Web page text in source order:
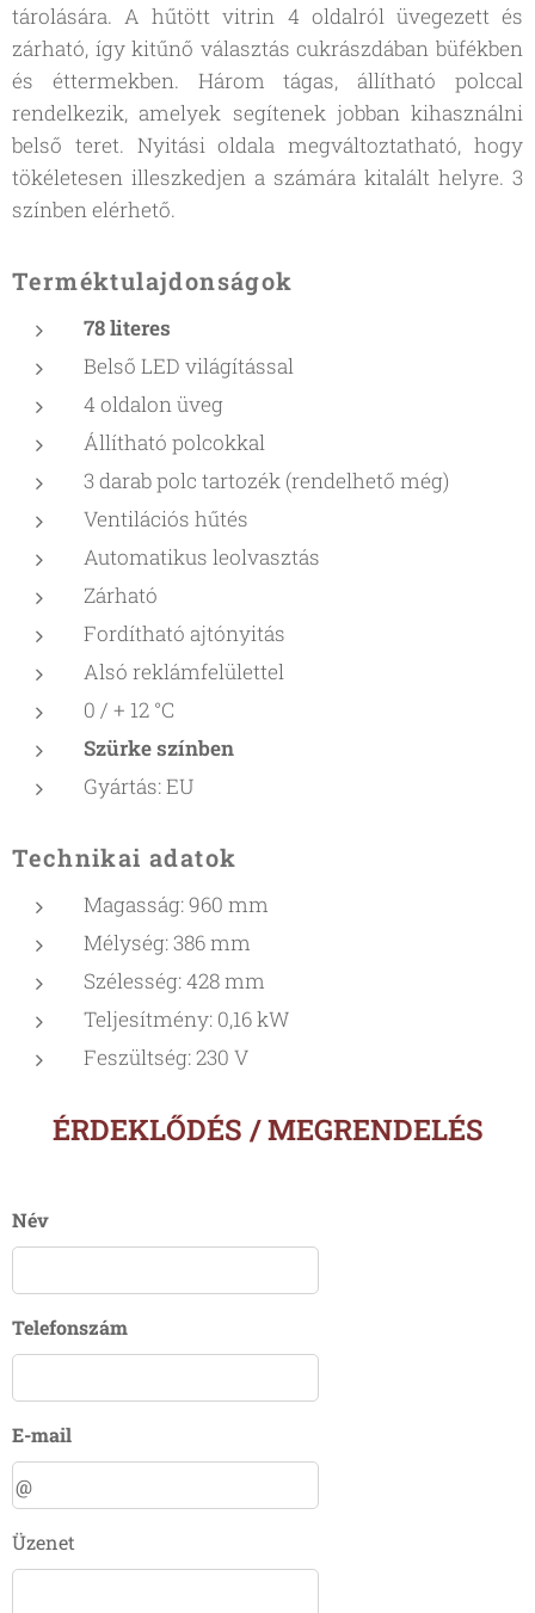
tárolására. A hűtött vitrin 4 oldalról üvegezett és
zárható, így kitűnő választás cukrászdában büfékben
és éttermekben. Három tágas, állítható polccal
rendelkezik, amelyek segítenek jobban kihasználni
belső teret. Nyitási oldala megváltoztatható, hogy
tökéletesen illeszkedjen a számára kitalált helyre. 3
színben elérhető.
Terméktulajdonságok
78 literes
Belső LED világítással
4 oldalon üveg
Állítható polcokkal
3 darab polc tartozék (rendelhető még)
Ventilációs hűtés
Automatikus leolvasztás
Zárható
Fordítható ajtónyitás
Alsó reklámfelülettel
0 / + 12 °C
Szürke színben
Gyártás: EU
Technikai adatok
Magasság: 960 mm
Mélység: 386 mm
Szélesség: 428 mm
Teljesítmény: 0,16 kW
Feszültség: 230 V
ÉRDEKLŐDÉS / MEGRENDELÉS
Név
Telefonszám
E-mail
Üzenet